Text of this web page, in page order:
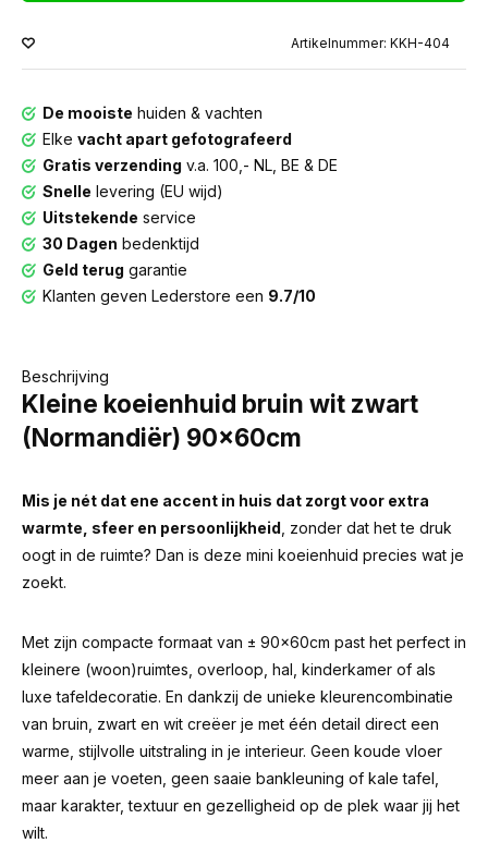
Artikelnummer: KKH-404
De mooiste huiden & vachten
Elke vacht apart gefotografeerd
Gratis verzending v.a. 100,- NL, BE & DE
Snelle levering (EU wijd)
Uitstekende service
30 Dagen bedenktijd
Geld terug garantie
Klanten geven Lederstore een 9.7/10
Beschrijving
Kleine koeienhuid bruin wit zwart
(Normandiër) 90x60cm
Mis je nét dat ene accent in huis dat zorgt voor extra
warmte, sfeer en persoonlijkheid , zonder dat het te druk
oogt in de ruimte? Dan is deze mini koeienhuid precies wat je
zoekt.
Met zijn compacte formaat van ± 90x60cm past het perfect in
kleinere (woon)ruimtes, overloop, hal, kinderkamer of als
luxe tafeldecoratie. En dankzij de unieke kleurencombinatie
van bruin, zwart en wit creëer je met één detail direct een
warme, stijlvolle uitstraling in je interieur. Geen koude vloer
meer aan je voeten, geen saaie bankleuning of kale tafel,
maar karakter, textuur en gezelligheid op de plek waar jij het
wilt.